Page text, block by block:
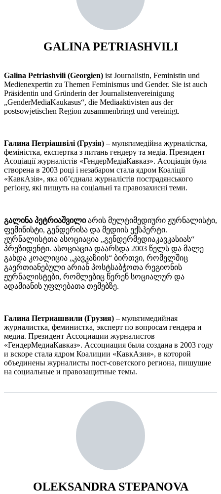
GALINA PETRIASHVILI
Galina Petriashvili (Georgien) ist Journalistin, Feministin und
Medienexpertin zu Themen Feminismus und Gender. Sie ist auch
Präsidentin und Gründerin der Journalistenvereinigung
„GenderMediaKaukasus“, die Mediaaktivisten aus der
postsowjetischen Region zusammenbringt und vereinigt.
Галина Петріашвілі (Грузія) – мультимедійна журналістка,
феміністка, експертка з питань гендеру та медіа. Президент
Асоціації журналістів «ГендерМедіаКавказ». Асоціація була
створена в 2003 році і незабаром стала ядром Коаліції
«КавкАзія», яка об’єднала журналістів пострадянського
регіону, які пишуть на соціальні та правозахисні теми.
გალინა პეტრიაშვილიარის მულტიმედიური ჟურნალისტი,
ფემინისტი, გენდერისა და მედიის ექსპერტი.
ჟურნალისტთა ასოციაცია „გენდერმედიაკავკასიას“
პრეზიდენტი. ასოციაცია დაარსდა 2003 წელს და მალე
გახდა კოალიცია „კავკაზიის“ ბირთვი, რომელშიც
გაერთიანებული არიან პოსტსაბჭოთა რეგიონის
ჟურნალისტები, რომლებიც წერენ სოციალურ და
ადამიანის უფლებათა თემებზე.
Галина Петриашвили (Грузия) – мультимедийная
журналистка, феминистка, эксперт по вопросам гендера и
медиа. Президент Ассоциации журналистов
«ГендерМедиаКавказ». Ассоциация была создана в 2003 году
и вскоре стала ядром Коалиции «КавкАзия», в которой
объединены журналисты пост-советского региона, пишущие
на социальные и правозащитные темы.
OLEKSANDRA STEPANOVA